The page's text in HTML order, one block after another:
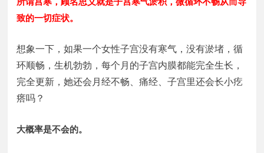
致的一切症状。
想象一下，如果一个女性子宫没有寒气，没有淤堵，循
环顺畅，生机勃勃，每个月的子宫内膜都能完全生长，
完全更新，她还会月经不畅、痛经、子宫里还会长小疙
瘩吗？
大概率是不会的。